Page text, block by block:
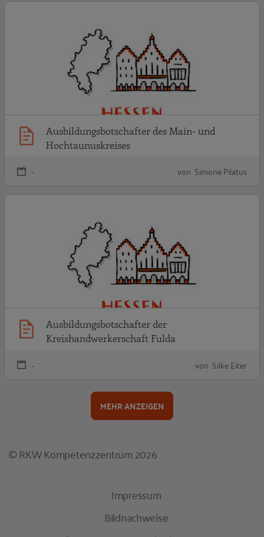
Ausbildungsbotschafter des Main- und
Hochtaunuskreises
- von Simone Pilatus
Ausbildungsbotschafter der
Kreishandwerkerschaft Fulda
- von Silke Eiter
MEHR ANZEIGEN
© RKW Kompetenzzentrum 2026
Impressum
Bildnachweise